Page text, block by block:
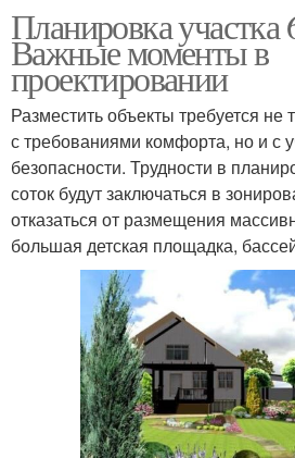
Планировка участка
Важные моменты в
проектировании
Разместить объекты требуется не
с требованиями комфорта, но и с
безопасности. Трудности в
соток будут заключаться в
отказаться от размещения
большая детская площадка,